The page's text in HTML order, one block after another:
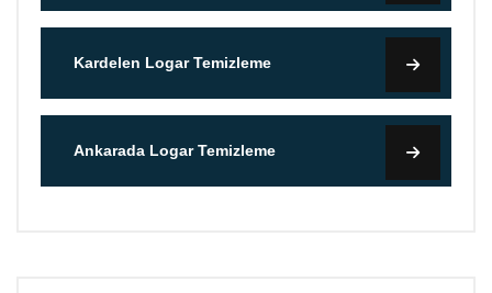
Kardelen Logar Temizleme
Ankarada Logar Temizleme